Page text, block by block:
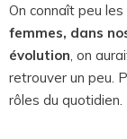
On connaît peu
femmes, dans
évolution , on
retrouver un peu.
rôles du quotidien.